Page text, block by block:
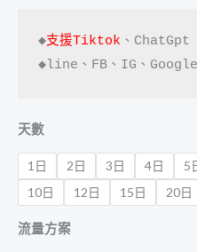
◆支援Tiktok 、ChatGpt
天數
1日 2日 3日 4日 5
10日
12日 15日 20日
流量方案